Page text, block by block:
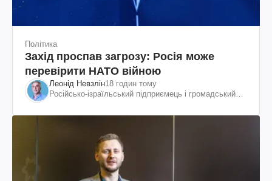
Політика
Захід проспав загрозу: Росія може
перевірити НАТО війною
Леонід Невзлін18 годин тому
Російсько-ізраїльський підприємець і громадський